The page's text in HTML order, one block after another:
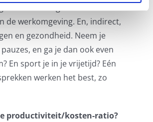
de werkomgeving. En, indirect,
en gezondheid. Neem je
en ga je dan ook even
En sport je in je vrijetijd? Eén
werken het best, zo
productiviteit/kosten-ratio?